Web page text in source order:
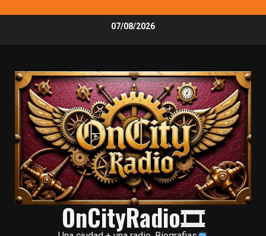
07/08/2026
OnCityRadio🎞